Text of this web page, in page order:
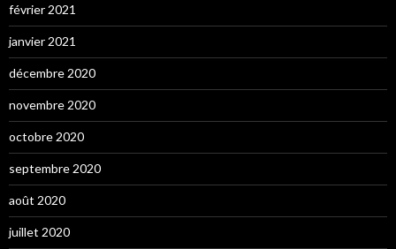
février 2021
janvier 2021
décembre 2020
novembre 2020
octobre 2020
septembre 2020
août 2020
juillet 2020